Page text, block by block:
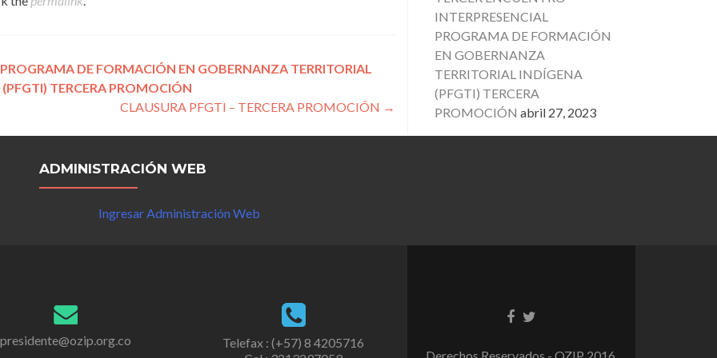
DE FORMACIÓN EN GOBERNANZA TERRITORIAL
TERCERA PROMOCIÓN
CLAUSURA PFGTI – TERCERA PROMOCIÓN →
INTERPRESENCIAL
PROGRAMA DE FORMACIÓN
EN GOBERNANZA
TERRITORIAL INDÍGENA
(PFGTI) TERCERA
PROMOCIÓN abril 27, 2023
ADMINISTRACIÓN WEB
Ingresar Administración Web
presidente@ozip.org.co
Telefax : (+57) 8 4205716
Derechos Reservados - OZIP 2016.